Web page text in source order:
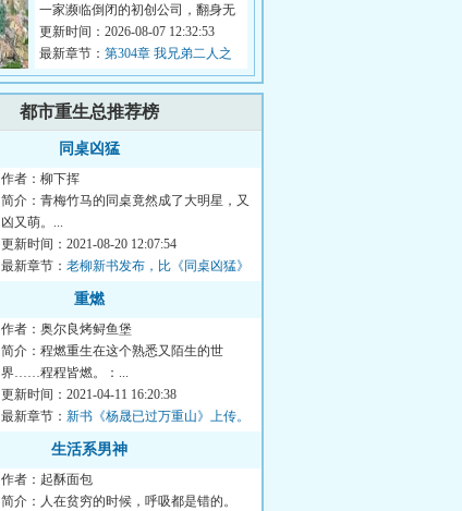
一家濒临倒闭的初创公司，翻身无
望，只能等死。绝望之中，陈羽却
发现这里...
更新时间：2026-08-07 12:32:53
最新章节： 第304章 我兄弟二人之
志可吞天下！被他用看垃圾的眼神
看的好爽！
都市重生总推荐榜
同桌凶猛
作者：柳下挥
简介：青梅竹马的同桌竟然成了大明星，又
凶又萌。...
更新时间：2021-08-20 12:07:54
最新章节： 老柳新书发布，比《同桌凶猛》
更凶猛的《猎赝》！
重燃
作者：奥尔良烤鲟鱼堡
简介：程燃重生在这个熟悉又陌生的世
界……程程皆燃。：...
更新时间：2021-04-11 16:20:38
最新章节： 新书《杨晟已过万重山》上传。
生活系男神
作者：起酥面包
简介：人在贫穷的时候，呼吸都是错的。